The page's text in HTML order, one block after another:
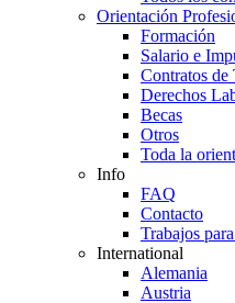
Orientación
Formación
Salario e
Contratos de
Derechos
Becas
Otros
Toda la
Info
FAQ
Contacto
Trabajos
International
Alemania
Austria